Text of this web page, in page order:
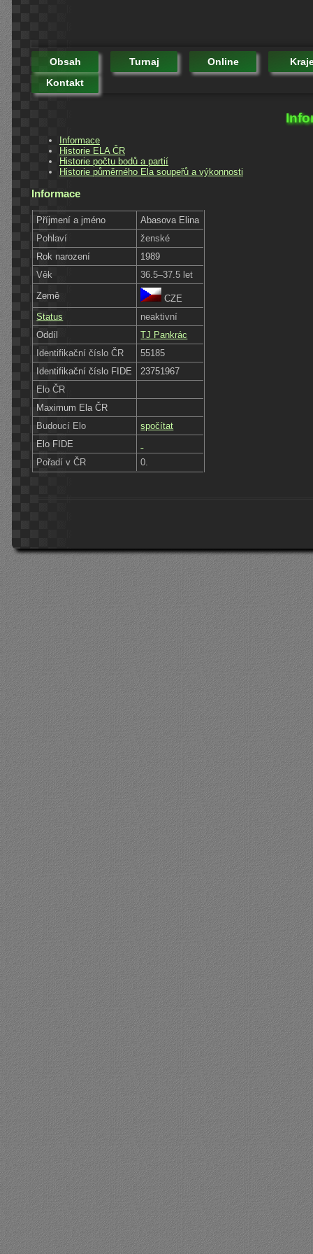
Obsah Turnaj Online
Kontakt
Informace
Historie ELA ČR
Historie počtu bodů a partií
Historie půměrného Ela soupeřů a výkonnosti
Informace
Příjmení a jméno
Abasova Elina
Pohlaví
ženské
Rok narození
1989
Věk
36.5–37.5 let
Země
CZE
Status
neaktivní
Oddíl
TJ Pankrác
Identifikační číslo ČR
55185
Identifikační číslo FIDE
23751967
Elo ČR
Maximum Ela ČR
Budoucí Elo
spočítat
Elo FIDE
Pořadí v ČR
0.